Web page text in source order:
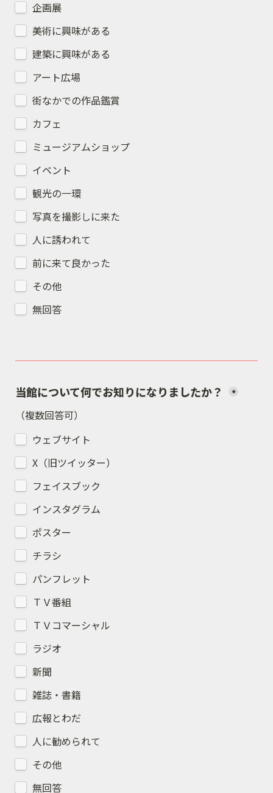
企画展
美術に興味がある
建築に興味がある
アート広場
街なかでの作品鑑賞
カフェ
ミュージアムショップ
イベント
観光の一環
写真を撮影しに来た
人に誘われて
前に来て良かった
その他
無回答
当館について何でお知りになりましたか？ *
（複数回答可）
ウェブサイト
X（旧ツイッター）
フェイスブック
インスタグラム
ポスター
チラシ
パンフレット
ＴＶ番組
ＴＶコマーシャル
ラジオ
新聞
雑誌・書籍
広報とわだ
人に勧められて
その他
無回答